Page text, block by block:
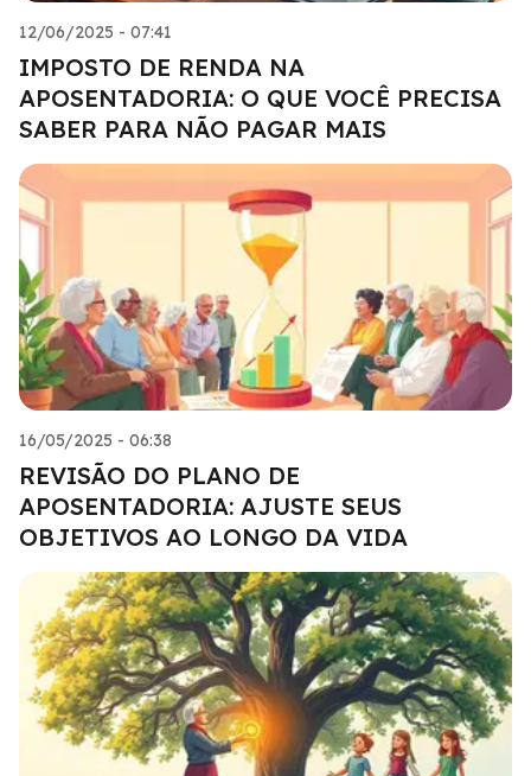
12/06/2025 - 07:41
IMPOSTO DE RENDA NA
APOSENTADORIA: O QUE VOCÊ PRECISA
SABER PARA NÃO PAGAR MAIS
16/05/2025 - 06:38
REVISÃO DO PLANO DE
APOSENTADORIA: AJUSTE SEUS
OBJETIVOS AO LONGO DA VIDA